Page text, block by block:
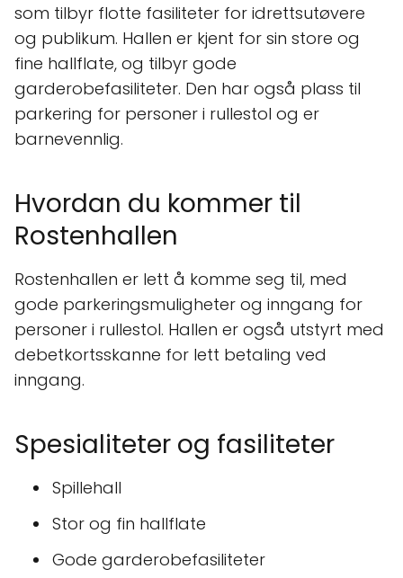
som tilbyr flotte fasiliteter for idrettsutøvere
og publikum. Hallen er kjent for sin store og
fine hallflate, og tilbyr gode
garderobefasiliteter. Den har også plass til
parkering for personer i rullestol og er
barnevennlig.
Hvordan du kommer til
Rostenhallen
Rostenhallen er lett å komme seg til, med
gode parkeringsmuligheter og inngang for
personer i rullestol. Hallen er også utstyrt med
debetkortsskanne for lett betaling ved
inngang.
Spesialiteter og fasiliteter
Spillehall
Stor og fin hallflate
Gode garderobefasiliteter